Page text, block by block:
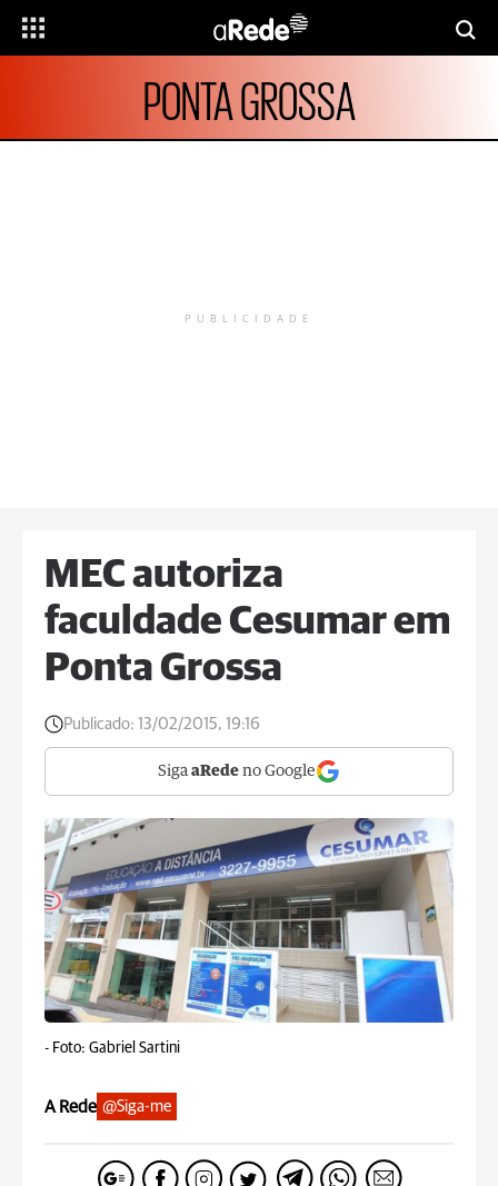
PONTA GROSSA
PUBLICIDADE
MEC autoriza
faculdade Cesumar em
Ponta Grossa
Publicado: 13/02/2015, 19:16
Siga aRede no Google
- Foto: Gabriel Sartini
A Rede @Siga-me